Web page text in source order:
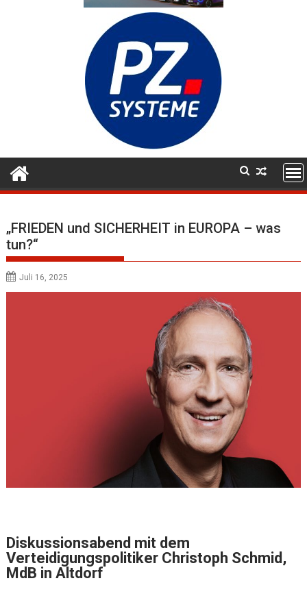
„FRIEDEN und SICHERHEIT in EUROPA – was
tun?“
Juli 16, 2025
Diskussionsabend mit dem
Verteidigungspolitiker Christoph Schmid,
MdB in Altdorf